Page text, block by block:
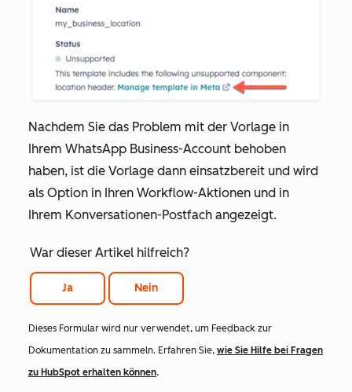
Nachdem Sie das Problem mit der Vorlage in
Ihrem WhatsApp Business-Account behoben
haben, ist die Vorlage dann einsatzbereit und wird
als Option in Ihren Workflow-Aktionen und in
Ihrem Konversationen-Postfach angezeigt.
War dieser Artikel hilfreich?
Ja Nein
Dieses Formular wird nur verwendet, um Feedback zur
Dokumentation zu sammeln. Erfahren Sie, wie Sie Hilfe bei Fragen
zu HubSpot erhalten können.